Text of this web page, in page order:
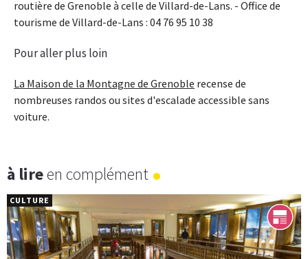
routière de Grenoble à celle de Villard-de-Lans. - Office de
tourisme de Villard-de-Lans : 04 76 95 10 38
Pour aller plus loin
La Maison de la Montagne de Grenoble recense de
nombreuses randos ou sites d'escalade accessible sans
voiture.
à lireen complément
CULTURE